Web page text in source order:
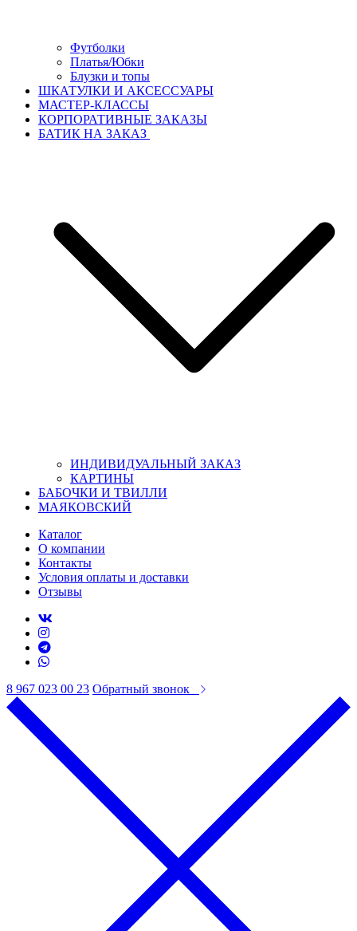
Футболки
Платья/Юбки
Блузки и топы
ШКАТУЛКИ И АКСЕССУАРЫ
МАСТЕР-КЛАССЫ
КОРПОРАТИВНЫЕ ЗАКАЗЫ
БАТИК НА ЗАКАЗ
ИНДИВИДУАЛЬНЫЙ ЗАКАЗ
КАРТИНЫ
БАБОЧКИ И ТВИЛЛИ
МАЯКОВСКИЙ
Каталог
О компании
Контакты
Условия оплаты и доставки
Отзывы
8 967 023 00 23 Обратный звонок